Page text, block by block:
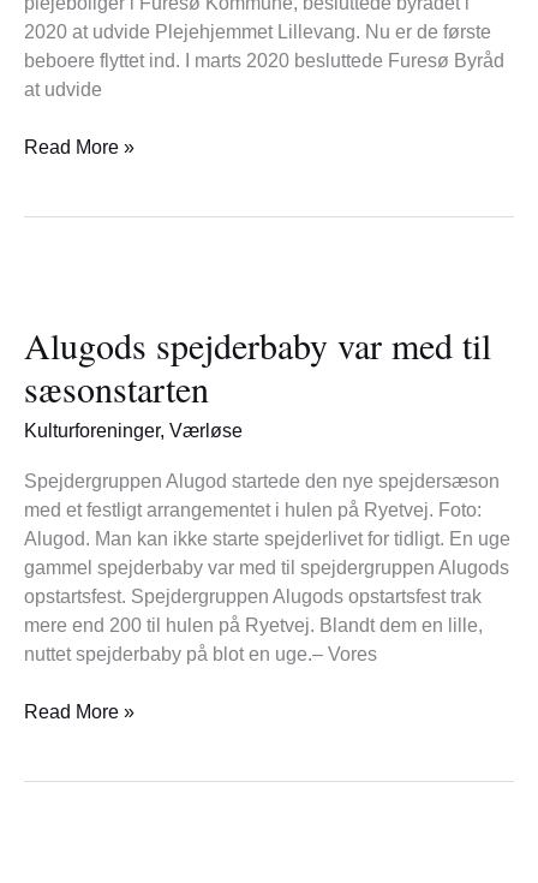
2020 at udvide Plejehjemmet Lillevang. Nu er de første
beboere flyttet ind. I marts 2020 besluttede Furesø Byråd
at udvide
Read More »
Alugods spejderbaby var med til
sæsonstarten
Kulturforeninger, Værløse
Spejdergruppen Alugod startede den nye spejdersæson
med et festligt arrangementet i hulen på Ryetvej. Foto:
Alugod. Man kan ikke starte spejderlivet for tidligt. En uge
gammel spejderbaby var med til spejdergruppen Alugods
opstartsfest. Spejdergruppen Alugods opstartsfest trak
mere end 200 til hulen på Ryetvej. Blandt dem en lille,
nuttet spejderbaby på blot en uge.– Vores
var
med
til
sæsonstarten
Read More »